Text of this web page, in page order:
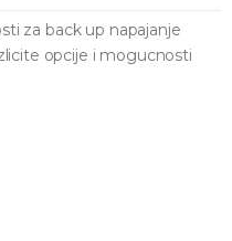
za back up napajanje
opcije i mogucnosti